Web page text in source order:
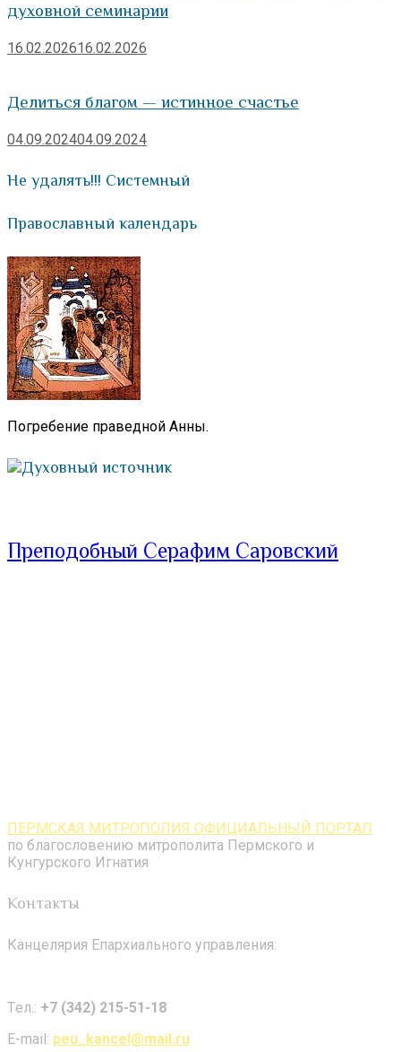
духовной семинарии
16.02.202616.02.2026
Делиться благом — истинное счастье
04.09.202404.09.2024
Не удалять!!! Системный
Православный календарь
Погребение праведной Анны.
Духовный источник
Преподобный Серафим Саровский
ПЕРМСКАЯ МИТРОПОЛИЯ ОФИЦИАЛЬНЫЙ ПОРТАЛ
по благословению митрополита Пермского и
Кунгурского Игнатия
Контакты
Канцелярия Епархиального управления:
Tел.: +7 (342) 215-51-18
E-mail: peu_kancel@mail.ru